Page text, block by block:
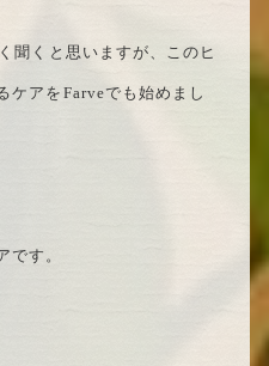
聞くと思いますが、このヒ
ケアをFarveでも始めまし
です。